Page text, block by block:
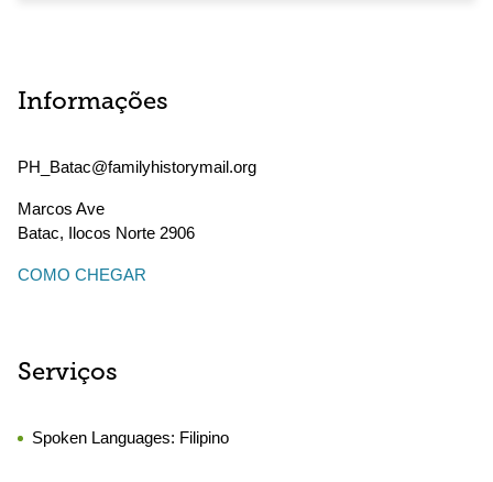
Informações
PH_Batac@familyhistorymail.org
Marcos Ave
Batac, Ilocos Norte 2906
COMO CHEGAR
Serviços
Spoken Languages: Filipino